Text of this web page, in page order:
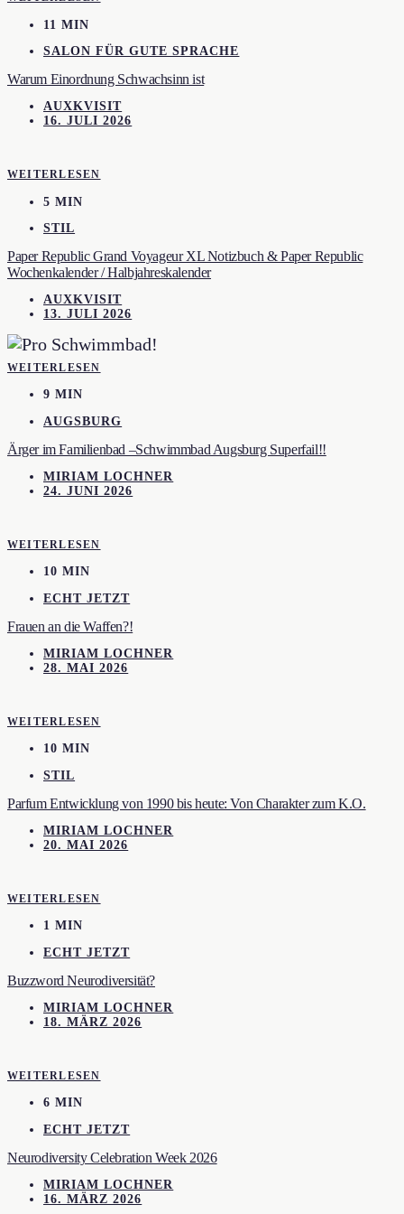
11 MIN
SALON FÜR GUTE SPRACHE
Warum Einordnung Schwachsinn ist
AUXKVISIT
16. JULI 2026
WEITERLESEN
5 MIN
STIL
Paper Republic Grand Voyageur XL Notizbuch & Paper Republic
Wochenkalender / Halbjahreskalender
AUXKVISIT
13. JULI 2026
WEITERLESEN
9 MIN
AUGSBURG
Ärger im Familienbad –Schwimmbad Augsburg Superfail!!
MIRIAM LOCHNER
24. JUNI 2026
WEITERLESEN
10 MIN
ECHT JETZT
Frauen an die Waffen?!
MIRIAM LOCHNER
28. MAI 2026
WEITERLESEN
10 MIN
STIL
Parfum Entwicklung von 1990 bis heute: Von Charakter zum K.O.
MIRIAM LOCHNER
20. MAI 2026
WEITERLESEN
1 MIN
ECHT JETZT
Buzzword Neurodiversität?
MIRIAM LOCHNER
18. MÄRZ 2026
WEITERLESEN
6 MIN
ECHT JETZT
Neurodiversity Celebration Week 2026
MIRIAM LOCHNER
16. MÄRZ 2026